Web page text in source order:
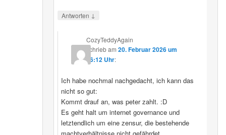
Antworten ↓
CozyTeddyAgain
schriebam20. Februar 2026 um
16:12 Uhr:
Ich habe nochmal nachgedacht, ich kann das
nicht so gut:
Kommt drauf an, was peter zahlt. :D
Es geht halt um internet governance und
letztendlich um eine zensur, die bestehende